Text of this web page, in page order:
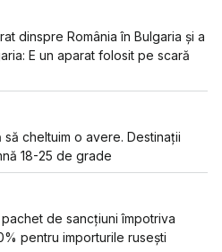
dinspre România în Bulgaria și a
E un aparat folosit pe scară
cheltuim o avere. Destinații
18-25 de grade
de sancțiuni împotriva
pentru importurile rusești